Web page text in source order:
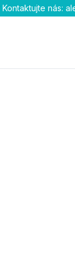
Kontaktujte nás: